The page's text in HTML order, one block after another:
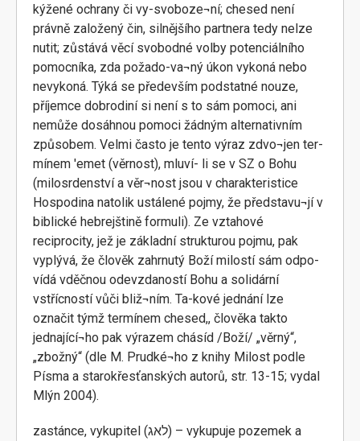
kýžené ochrany či vy-svoboze¬ní; chesed není
právně založený čin, silnějšího partnera tedy nelze
nutit; zůstává věcí svobodné volby potenciálního
pomocníka, zda požado-va¬ný úkon vykoná nebo
nevykoná. Týká se především podstatné nouze,
příjemce dobrodiní si není s to sám pomoci, ani
nemůže dosáhnou pomoci žádným alternativním
způsobem. Velmi často je tento výraz zdvo¬jen ter-
mínem 'emet (věrnost), mluví- li se v SZ o Bohu
(milosrdenství a věr¬nost jsou v charakteristice
Hospodina natolik ustálené pojmy, že představu¬jí v
biblické hebrejštině formuli). Ze vztahové
reciprocity, jež je základní strukturou pojmu, pak
vyplývá, že člověk zahrnutý Boží milostí sám odpo-
vídá vděčnou odevzdaností Bohu a solidární
vstřícností vůči bliž¬ním. Ta-kové jednání lze
označit týmž termínem chesed,, člověka takto
jednající¬ho pak výrazem chásíd /Boží/ „věrný“,
„zbožný“ (dle M. Prudké¬ho z knihy Milost podle
Písma a starokřesťanských autorů, str. 13-15; vydal
Mlýn 2004).
zastánce, vykupitel (לאג) – vykupuje pozemek a